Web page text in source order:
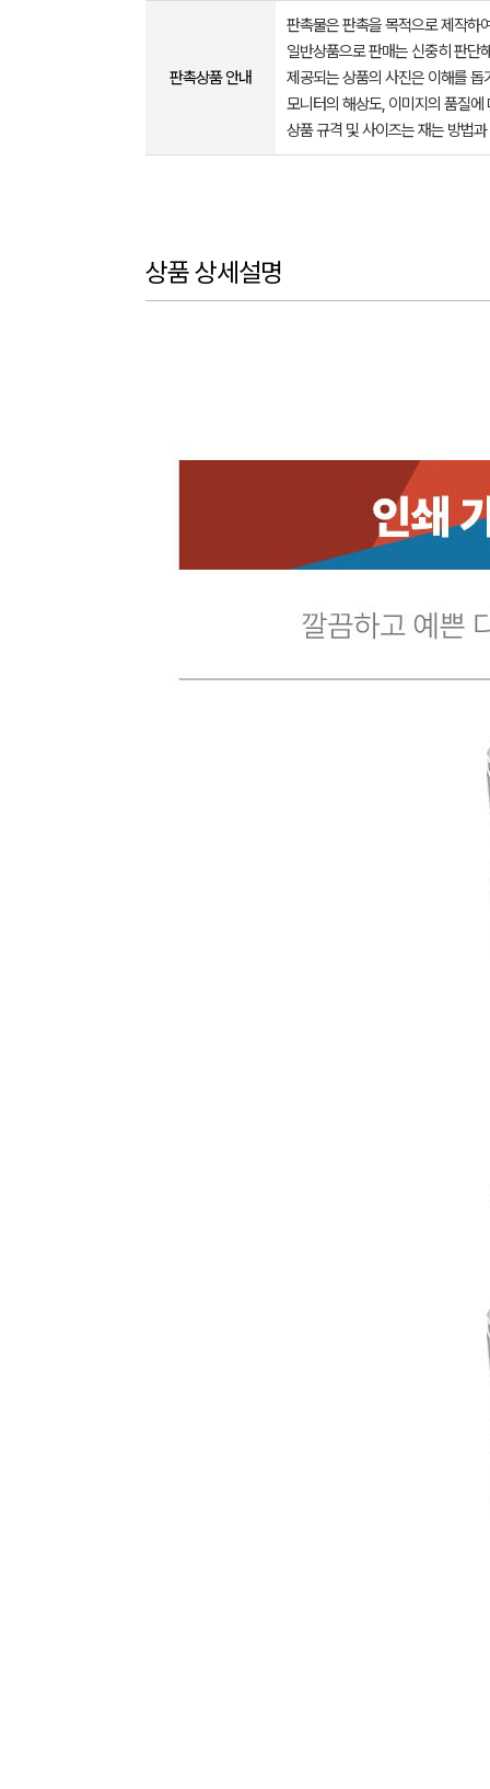
판촉상품 안내
판촉물은 판촉을 목적으로 제작하
일반상품으로 판매는 신중히 판단
제공되는 상품의 사진은 이해를
모니터의 해상도, 이미지의 품질
상품 규격 및 사이즈는 재는 방법
상품 상세설명